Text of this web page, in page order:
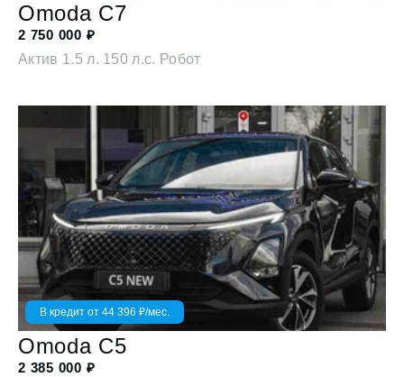
Omoda C7
2 750 000 ₽
Актив 1.5 л. 150 л.с. Робот
В кредит от 44 396 ₽/мес.
Omoda C5
2 385 000 ₽